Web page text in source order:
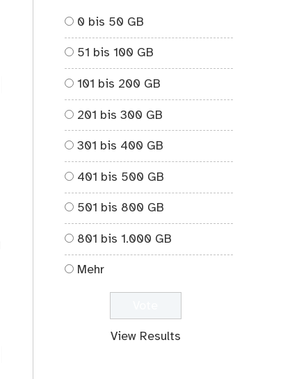
0 bis 50 GB
51 bis 100 GB
101 bis 200 GB
201 bis 300 GB
301 bis 400 GB
401 bis 500 GB
501 bis 800 GB
801 bis 1.000 GB
Mehr
View Results